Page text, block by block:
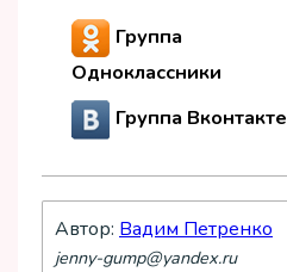
Группа
Одноклассники
Группа Вконтакте
Автор: Вадим Петренко
jenny-gump@yandex.ru